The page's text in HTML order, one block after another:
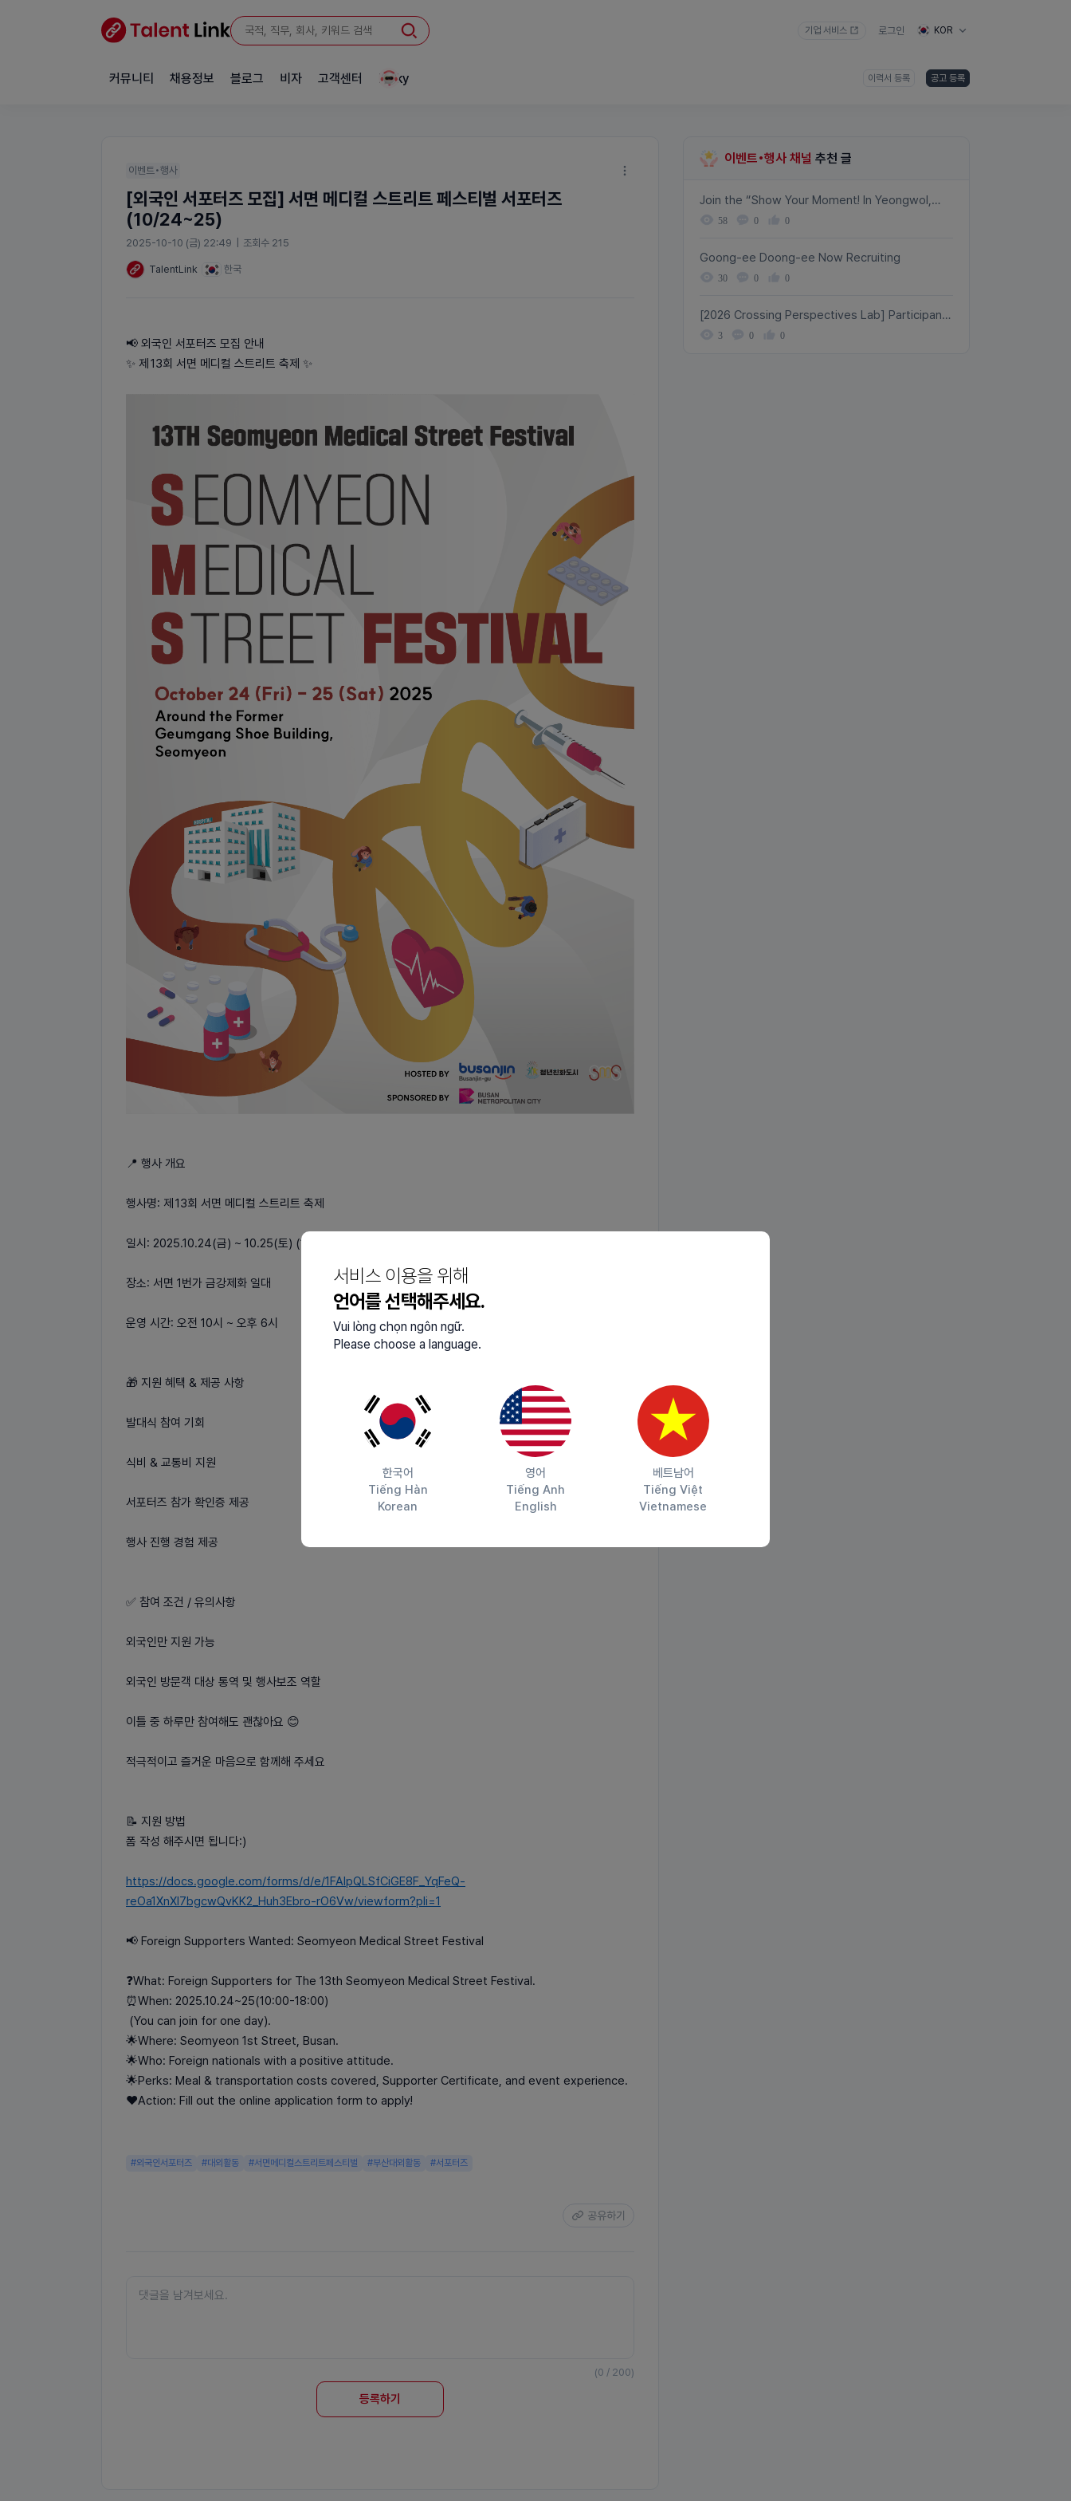
서비스 이용을 위해
언어를 선택해주세요.
Vui lòng chọn ngôn ngữ.
Please choose a language.
한국어
Tiếng Hàn
Korean
영어
Tiếng Anh
English
베트남어
Tiếng Việt
Vietnamese
기업 서비스 로그인 KOR
커뮤니티 채용정보 블로그 비자 고객센터 Linky 이력서 등록 공고 등록
이벤트•행사
[외국인 서포터즈 모집] 서면 메디컬 스트리트 페스티벌 서포터즈
(10/24~25)
2025-10-10 (금) 22:49 조회수 215
TalentLink 한국
📢 외국인 서포터즈 모집 안내
✨ 제 13회 서면 메디컬 스트리트 축제 ✨
📍 행사 개요
행사명: 제 13회 서면 메디컬 스트리트 축제
일시: 2025.10.24(금) ~ 10.25(토) (10:00-18:00)
장소: 서면 1번가 금강제화 일대
운영 시간: 오전 10시 ~ 오후 6시
🎁 지원 혜택 & 제공 사항
발대식 참여 기회
식비 & 교통비 지원
서포터즈 참가 확인증 제공
행사 진행 경험 제공
✅ 참여 조건 / 유의사항
외국인만 지원 가능
외국인 방문객 대상 통역 및 행사보조 역할
이틀 중 하루만 참여해도 괜찮아요 😊
적극적이고 즐거운 마음으로 함께해 주세요
📝 지원 방법
폼 작성 해주시면 됩니다:)
https://docs.google.com/forms/d/e/1FAIpQLSfCiGE8F_YqFeQ-
reOa1XnXI7bgcwQvKK2_Huh3Ebro-rO6Vw/viewform?pli=1
📢 Foreign Supporters Wanted: Seomyeon Medical Street Festival
​❓️What: Foreign Supporters for The 13th Seomyeon Medical Street Festival.
​⏰️When: 2025.10.24~25(10:00-18:00)
(You can join for one day).
🌟​Where: Seomyeon 1st Street, Busan.
​🌟Who: Foreign nationals with a positive attitude.
🌟​Perks: Meal & transportation costs covered, Supporter Certificate, and event experience.
​❤️Action: Fill out the online application form to apply!
#외국인서포터즈 #대외활동 #서면메디컬스트리트페스티벌 #부산대외활동 #서포터즈
공유하기
(0 / 200)
등록하기
이벤트•행사 채널 추천 글
Join the “Show Your Moment! In Yeongwol,
Yangyang & Samcheok” event
58 0 0
Goong-ee Doong-ee Now Recruiting
30 0 0
[2026 Crossing Perspectives Lab] Participant
recruitment!
3 0 0